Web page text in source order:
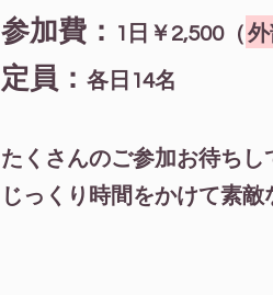
参加費： 1日￥2,500（
定員： 各日14名
たくさんのご参加お待ちし
じっくり時間をかけて素